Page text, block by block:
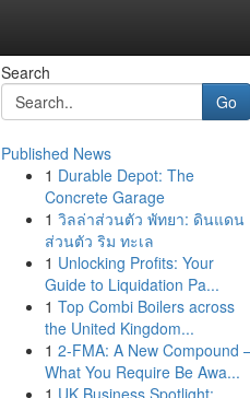
Search
Go
Published News
1 Durable Depot: The
Concrete Garage
1 วิลล่าส่วนตัว พัทยา: ดินแดน
ส่วนตัว ริม ทะเล
1 Unlocking Profits: Your
Guide to Liquidation Pa...
1 Top Combi Boilers across
the United Kingdom...
1 2-FMA: A New Compound
What You Require Be Awa...
1 UK Business Spotlight: